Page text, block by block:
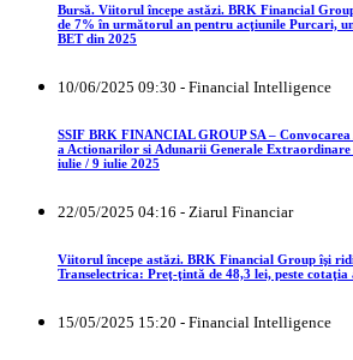
Bursă. Viitorul începe astăzi. BRK Financial
de 7% în următorul an pentru acţiunile Purcari,
BET din 2025
10/06/2025 09:30 - Financial Intelligence
SSIF BRK FINANCIAL GROUP SA –
a Actionarilor si Adunarii Generale
iulie / 9 iulie 2025
22/05/2025 04:16 - Ziarul Financiar
Viitorul începe astăzi. BRK Financial Group îşi
Transelectrica: Preţ-ţintă de 48,3 lei, peste cotaţia
15/05/2025 15:20 - Financial Intelligence